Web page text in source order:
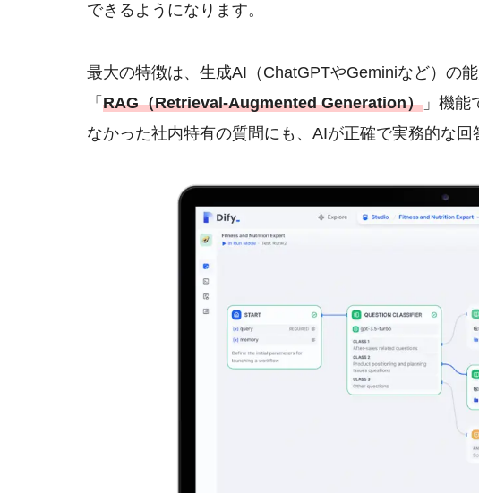
できるようになります。
最大の特徴は、生成AI（ChatGPTやGeminiなど）の
「 RAG（Retrieval-Augmented Generation） 」機
なかった社内特有の質問にも、AIが正確で実務的な回